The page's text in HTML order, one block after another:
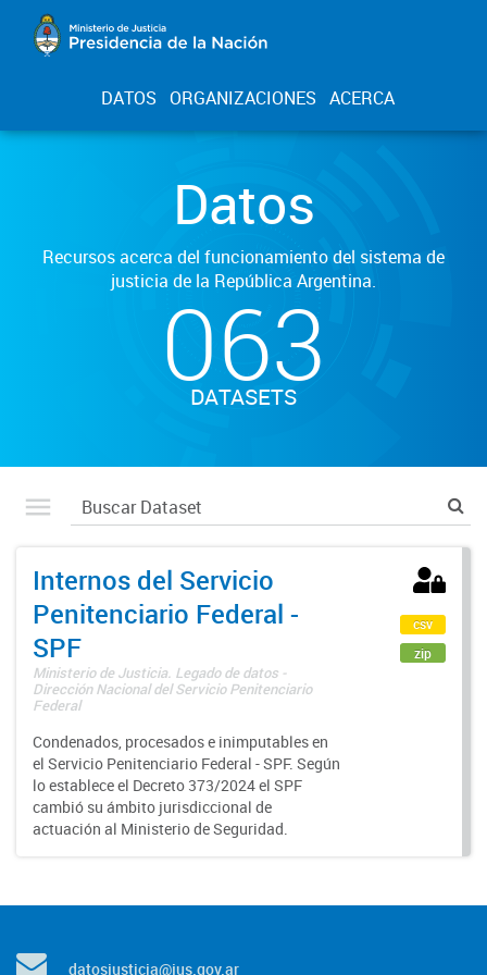
DATOS ORGANIZACIONES ACERCA
Datos
Recursos acerca del funcionamiento del sistema de
justicia de la República Argentina.
063
DATASETS
Internos del Servicio
Penitenciario Federal -
SPF
Ministerio de Justicia. Legado de datos -
Dirección Nacional del Servicio Penitenciario
Federal
Condenados, procesados e inimputables en
el Servicio Penitenciario Federal - SPF. Según
lo establece el Decreto 373/2024 el SPF
cambió su ámbito jurisdiccional de
actuación al Ministerio de Seguridad.
csv
zip
datosjusticia@jus.gov.ar